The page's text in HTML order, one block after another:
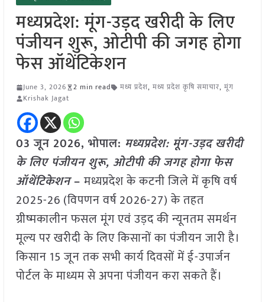
मध्यप्रदेश: मूंग-उड़द खरीदी के लिए
पंजीयन शुरू, ओटीपी की जगह होगा
फेस ऑथेंटिकेशन
June 3, 2026 2 min read मध्य प्रदेश, मध्य प्रदेश कृषि समाचार, मूंग
Krishak Jagat
03 जून 2026, भोपाल: मध्यप्रदेश: मूंग-उड़द खरीदी
के लिए पंजीयन शुरू, ओटीपी की जगह होगा फेस
ऑथेंटिकेशन–मध्यप्रदेश के कटनी जिले में कृषि वर्ष
2025-26 (विपणन वर्ष 2026-27) के तहत
ग्रीष्मकालीन फसल मूंग एवं उड़द की न्यूनतम समर्थन
मूल्य पर खरीदी के लिए किसानों का पंजीयन जारी है।
किसान 15 जून तक सभी कार्य दिवसों में ई-उपार्जन
पोर्टल के माध्यम से अपना पंजीयन करा सकते हैं।